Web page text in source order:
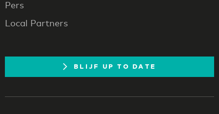
Pers
Local Partners
BLIJF UP TO DATE